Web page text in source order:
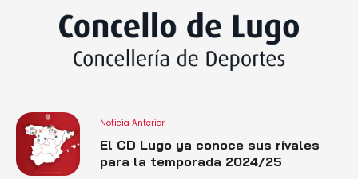
Noticia Anterior
El CD Lugo ya conoce sus rivales
para la temporada 2024/25